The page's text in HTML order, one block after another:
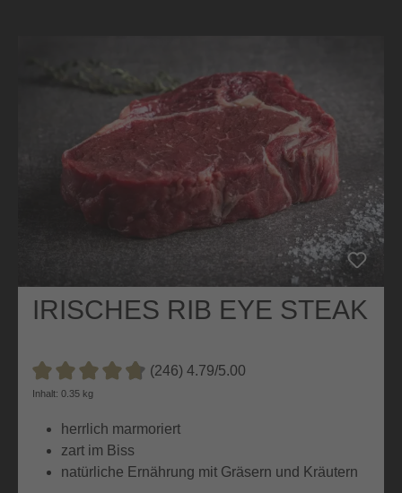
IRISCHES RIB EYE STEAK
Durchschnittliche Bewertung von 4.7 von 5 Sternen
(246) 4.79/5.00
Inhalt: 0.35 kg
herrlich marmoriert
zart im Biss
natürliche Ernährung mit Gräsern und Kräutern